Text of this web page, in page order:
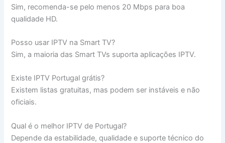
Sim, recomenda-se pelo menos 20 Mbps para boa
qualidade HD.
Posso usar IPTV na Smart TV?
Sim, a maioria das Smart TVs suporta aplicações IPTV.
Existe IPTV Portugal grátis?
Existem listas gratuitas, mas podem ser instáveis e não
oficiais.
Qual é o melhor IPTV de Portugal?
Depende da estabilidade, qualidade e suporte técnico do